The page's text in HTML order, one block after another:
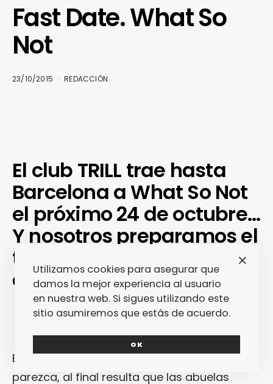
Fast Date. What So
Not
23/10/2015 REDACCIÓN
El club TRILL trae hasta
Barcelona a What So Not
el próximo 24 de octubre…
Y nosotros preparamos el
terreno con nuestro
cuestionario Fast Date.
Es curioso como, por muy jodido que
parezca, al final resulta que las abuelas
Utilizamos cookies para asegurar que
damos la mejor experiencia al usuario
en nuestra web. Si sigues utilizando este
sitio asumiremos que estás de acuerdo.
OK